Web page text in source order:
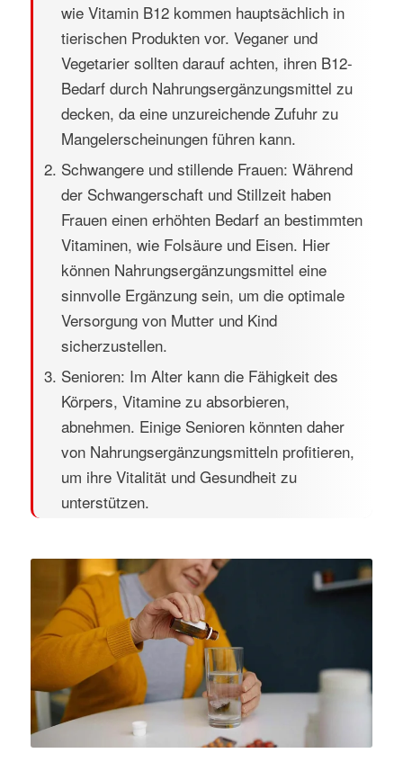
wie Vitamin B12 kommen hauptsächlich in
tierischen Produkten vor. Veganer und
Vegetarier sollten darauf achten, ihren B12-
Bedarf durch Nahrungsergänzungsmittel zu
decken, da eine unzureichende Zufuhr zu
Mangelerscheinungen führen kann.
Schwangere und stillende Frauen: Während
der Schwangerschaft und Stillzeit haben
Frauen einen erhöhten Bedarf an bestimmten
Vitaminen, wie Folsäure und Eisen. Hier
können Nahrungsergänzungsmittel eine
sinnvolle Ergänzung sein, um die optimale
Versorgung von Mutter und Kind
sicherzustellen.
Senioren: Im Alter kann die Fähigkeit des
Körpers, Vitamine zu absorbieren,
abnehmen. Einige Senioren könnten daher
von Nahrungsergänzungsmitteln profitieren,
um ihre Vitalität und Gesundheit zu
unterstützen.